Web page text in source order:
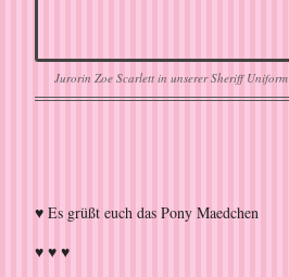
Jurorin Zoe Scarlett in unserer Sheriff Uniform
♥ Es grüßt euch das Pony Maedchen
♥ ♥ ♥